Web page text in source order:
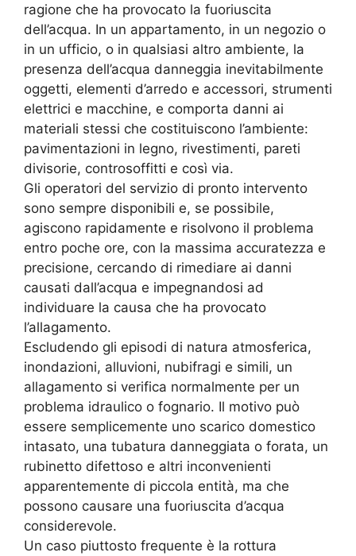
ragione che ha provocato la fuoriuscita
dell’acqua. In un appartamento, in un negozio o
in un ufficio, o in qualsiasi altro ambiente, la
presenza dell’acqua danneggia inevitabilmente
oggetti, elementi d’arredo e accessori, strumenti
elettrici e macchine, e comporta danni ai
materiali stessi che costituiscono l’ambiente:
pavimentazioni in legno, rivestimenti, pareti
divisorie, controsoffitti e così via.
Gli operatori del servizio di pronto intervento
sono sempre disponibili e, se possibile,
agiscono rapidamente e risolvono il problema
entro poche ore, con la massima accuratezza e
precisione, cercando di rimediare ai danni
causati dall’acqua e impegnandosi ad
individuare la causa che ha provocato
l’allagamento.
Escludendo gli episodi di natura atmosferica,
inondazioni, alluvioni, nubifragi e simili, un
allagamento si verifica normalmente per un
problema idraulico o fognario. Il motivo può
essere semplicemente uno scarico domestico
intasato, una tubatura danneggiata o forata, un
rubinetto difettoso e altri inconvenienti
apparentemente di piccola entità, ma che
possono causare una fuoriuscita d’acqua
considerevole.
Un caso piuttosto frequente è la rottura